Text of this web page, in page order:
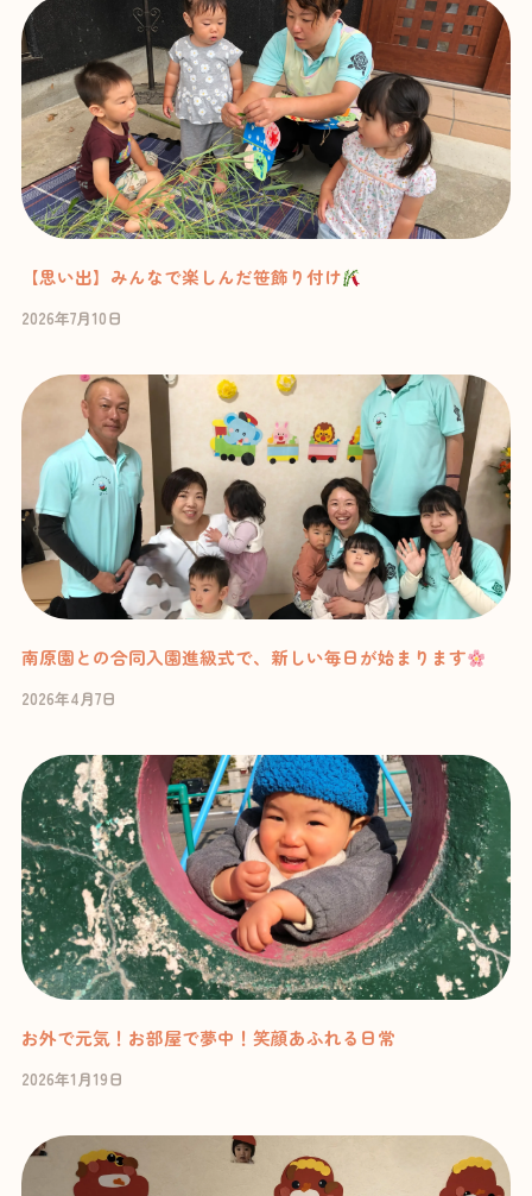
【思い出】みんなで楽しんだ笹飾り付け
2026年7月10日
南原園との合同入園進級式で、新しい毎日が始まります
2026年4月7日
お外で元気！お部屋で夢中！笑顔あふれる日常
2026年1月19日